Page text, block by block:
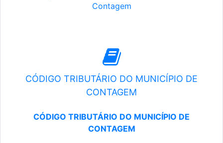
Contagem
CÓDIGO TRIBUTÁRIO DO MUNICÍPIO DE
CONTAGEM
CÓDIGO TRIBUTÁRIO DO MUNICÍPIO DE
CONTAGEM